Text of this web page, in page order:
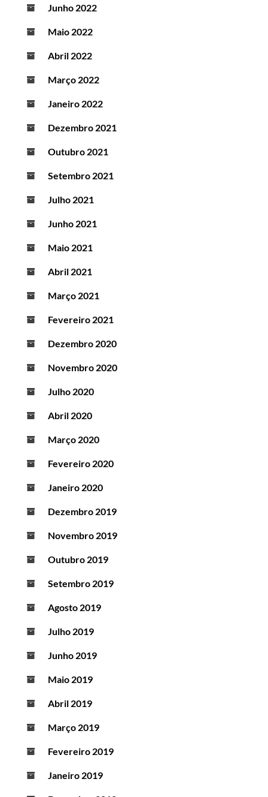
Junho 2022
Maio 2022
Abril 2022
Março 2022
Janeiro 2022
Dezembro 2021
Outubro 2021
Setembro 2021
Julho 2021
Junho 2021
Maio 2021
Abril 2021
Março 2021
Fevereiro 2021
Dezembro 2020
Novembro 2020
Julho 2020
Abril 2020
Março 2020
Fevereiro 2020
Janeiro 2020
Dezembro 2019
Novembro 2019
Outubro 2019
Setembro 2019
Agosto 2019
Julho 2019
Junho 2019
Maio 2019
Abril 2019
Março 2019
Fevereiro 2019
Janeiro 2019